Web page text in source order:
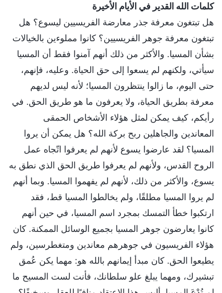
كلمات الله القدير في الأيام الأخيرة
هل تبتغون معرفة جذر معارضة الفريسيين ليسوع؟ هل
تبتغون معرفة جوهر الفريسيين؟ كانوا مملوءين بالخيالات
بشأن المسيا. والأكثر من ذلك أنهم آمنوا فقط أن المسيا
سيأتي، ولكنهم لم يسعوا إلى حق الحياة. وعليه، فإنهم،
حتى اليوم، ما زالوا ينتظرون المسيا؛ لأنه ليس لديهم
معرفة بطريق الحياة، ولا يعرفون ما هو طريق الحق. في
رأيكم، كيف يمكن لمثل هؤلاء الأشخاص الحمقى
المعاندين والجاهلين ربح بركة الله؟ هل يمكن أن يروا
المسيا؟ لقد عارضوا يسوع لأنهم لم يعرفوا اتّجاه عمل
الروح القدس، ولأنهم لم يعرفوا طريق الحق الذي نطق به
يسوع، والأكثر من ذلك، لأنهم لم يفهموا المسيا. وبما أنهم
لم يروا المسيا مطلقًا، ولم يخالطوا المسيا قط، فقد
ارتكبوا خطأ التمسك بمجرد اسم المسيا، في حين أنهم
كانوا يعارضون جوهر المسيا بجميع الوسائل الممكنة. كان
هؤلاء الفريسيون في جوهرهم معاندين ومتغطرسين، ولم
يطيعوا الحق. كان مبدأ إيمانهم بالله هو: مهما يكن عُمق
تبشيرك، ومهما يبلغ علو سلطانك، فأنت لست المسيح ما